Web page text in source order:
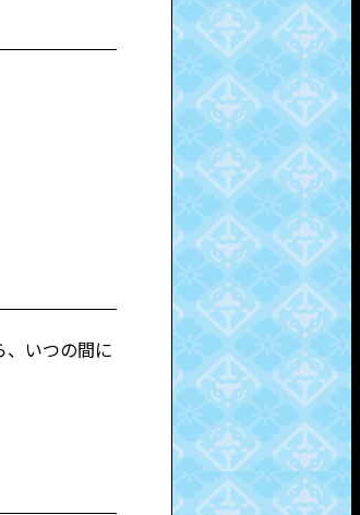
、いつの間に